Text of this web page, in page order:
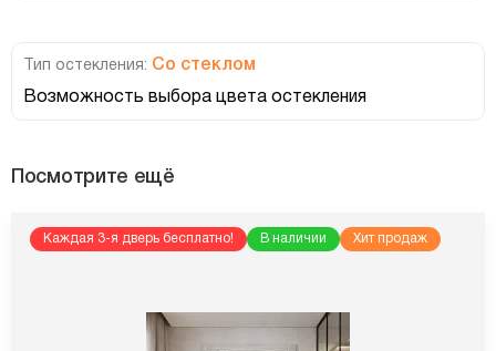
Тип остекления: Со стеклом
Возможность выбора цвета остекления
Посмотрите ещё
Каждая 3-я дверь бесплатно! В наличии Хит продаж